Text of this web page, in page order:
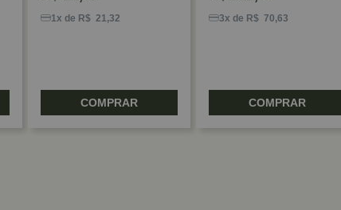
1x de R$ 21,32
COMPRAR
3x de R$ 70,63
COMPRAR